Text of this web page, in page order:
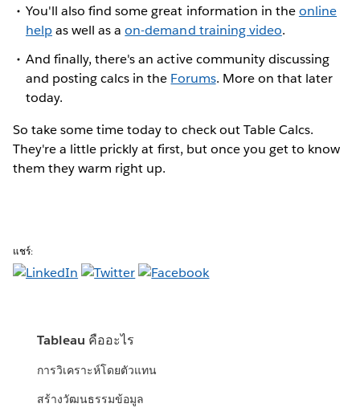
You'll also find some great information in theonline
helpas well as aon-demand training video.
And finally, there's an active community discussing
and posting calcs in the Forums. More on that later
today.
So take some time today to check out Table Calcs.
They're a little prickly at first, but once you get to know
them they warm right up.
แชร์:
Tableau คืออะไร
การวิเคราะห์โดยตัวแทน
สร้างวัฒนธรรมข้อมูล